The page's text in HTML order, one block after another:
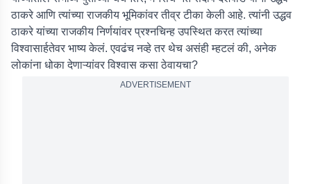
ठाकरे आणि त्यांच्या राजकीय भूमिकांवर तीव्र टीका केली आहे. त्यांनी उद्धव
ठाकरे यांच्या राजकीय निर्णयांवर प्रश्नचिन्ह उपस्थित करत त्यांच्या
विश्वासार्हतेवर भाष्य केलं. एवढंच नव्हे तर थेच असंही म्हटलं की, अनेक
लोकांना धोका देणाऱ्यांवर विश्वास कसा ठेवायचा?
ADVERTISEMENT